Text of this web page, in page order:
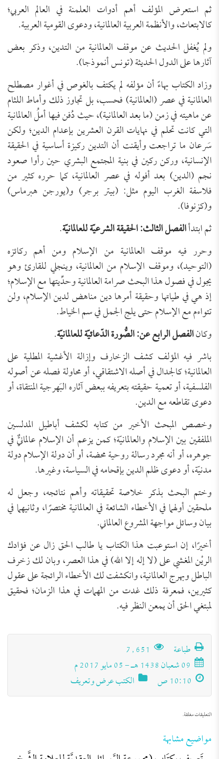
ثم استعرض المؤلف أهم أدوات العلمنة في العالم العربي؛
كالابتعاث، والأنظمة العربية العالمانية، ودعوى القومية العربية.
ولم يُغفل الحديث عن موقف العالمانية من التدين، وذكر بعض
آثارها على الدول الحديثة (تونس أنموذجا).
وزاد الكتاب بهاءً أن مؤلفه لم يكتف بالغوص في أغوار مصطلح
العالمانية في عصر (العالمانية) فحسب، بل تجاوز ذلك وأماط اللثام
عن ماهيته في زمن (ما بعد العالمانية)، حيث دُفن فيها أملُ العالمانية
التي كانت تحلم في نهايات القرن العشرين بإعدام الدين؛ ولكن
سَرعان ما تراجعت وأيقنت أن التدين ركيزة أساسية في الحقيقة
الإنسانية، وركن ركين في بنية المجتمع البشري حين رأوا صعود
نجم (الدين) بعد أفوله في عصر العالمانية، كما حرره كثير من
فلاسفة الغرب اليوم مثل: (بيتر برجر) و(يورجن هبرماس)
و(كزنوفا).
ثم ابتدأالفصل الثالث: الحقيقة الشرعيّة للعالمانيّة.
وحرر فيه موقف العالمانية من الإسلام ومن أهم ركائزه
(التوحيد)، وموقف الإسلام من العالمانية، وينجلي للقارئ وهو
يجول في فصول هذا البحث صرامة العالمانية وحدِّيتها مع الإسلام؛
إذ هي في طياتها وحقيقة أمرها دين مناهض لدين الإسلام، ولن
تتواءم مع الإسلام حتى يلج الجمل في سم الخياط.
وكانالفصل الرابع عن: الصُّورة الدّعائيّة للعالمانيّة.
باشر فيه المؤلف كشف الزخارف وإزالة الأغشية المطلية على
العالمانية؛ كالجدال في أصله الاشتقاقي، أو محاولة فصله عن أصوله
الفلسفية، أو تعمية حقيقته بتعريفه ببعض آثاره البَهرجية المنتقاة، أو
دعوى تقاطعه مع الدين.
وخصص المبحث الأخير من كتابه لكشف أباطيل المدلسين
الملفقين بين الإسلام والعالمانيّة؛ كمن يزعم أن الإسلام عالمانيٌّ في
جوهره، أو أنه مجرد رسالة روحية محضة، أو أن دولة الإسلام دولة
مدنيّة، أو دعوى ظلم الدين بإقحامه في السياسة، وغيرها.
وختم البحث بذكر خلاصة تحقيقاته وأهم نتائجه، وجعل له
ملحقين أولهما في الأخطاء الشائعة في العالمانية مختصرًا، وثانيهما في
بيان وسائل مواجهة المشروع العالماني.
أخيرًا، إن استوعبت هذا الكتاب يا طالب الحق زال عن فؤادك
الريْن المغشي على (لا إله إلا الله) في هذا العصر، وبان لك زخرف
الباطل وبهرج العالمانية، وانكشفت لك الأخطاء الرائجة على عقول
كثيرين، فمعرفة ذلك غدت من المهمات في هذا الزمان؛ فحقيق
لمبتغي الحق أن يمعن النظر فيه.
طباعة
الكتب عرض وتعريف
التعليقات مغلقة.
مواضيع مشابهة
السَّمح)
العقديَّة للعلامة الشَّيخ محمد عبد الظَّاهر أبو السَّمح.